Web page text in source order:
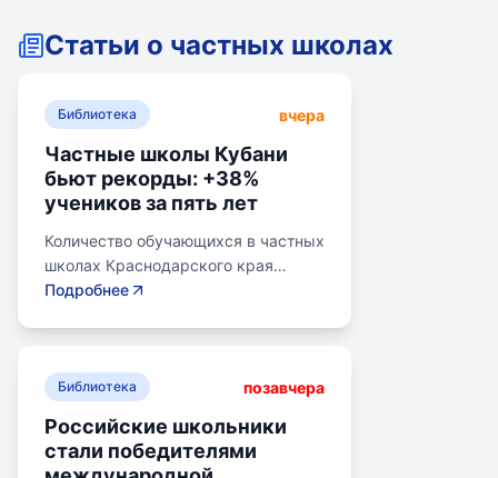
Статьи о частных школах
Библиотека вчера
Частные школы Кубани
бьют рекорды: +38%
учеников за пять лет
Количество обучающихся в частных
школах Краснодарского края
выросло на 38% за последние пять
детей. Рост популярности частного
качеством услуг, индивидуальным
подходом и современными
Подробнее
Библиотека позавчера
Российские школьники
стали победителями